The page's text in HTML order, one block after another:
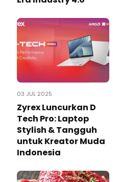
03 JUL 2025
Zyrex Luncurkan D
Tech Pro: Laptop
Stylish & Tangguh
untuk Kreator Muda
Indonesia